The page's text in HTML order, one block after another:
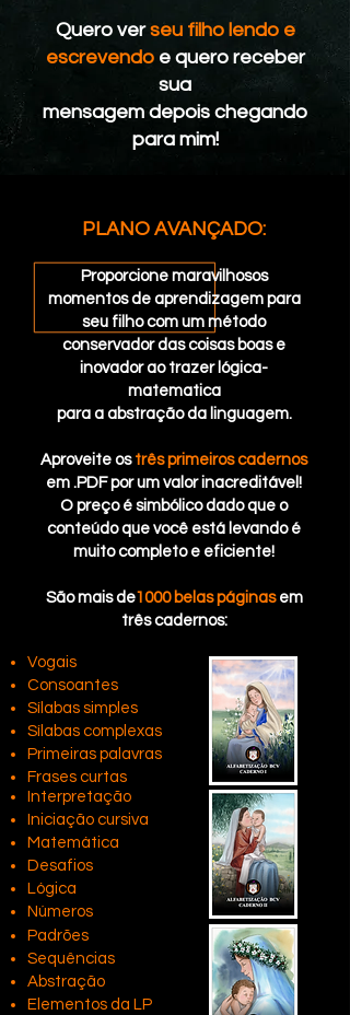
Quero verseu filho lendo e
escrevendoe quero receber
sua
mensagem depois chegando
para mim!
Interpretação
Iniciação cursiva
Matemática
Desafios
Lógica
Números
Vogais
Consoantes
Sílabas simples
Sílabas complexas
Primeiras palavras
Frases curtas
Padrões
Sequências
Abstração
Elementos da LP
PLANO AVANÇADO:
Proporcione maravilhosos
momentos de aprendizagem para
seu filho com um método
conservador das coisas boas e
inovador ao trazer lógica-
matematica
para a abstração da linguagem.
Aproveite os três primeiros cadernos
em .PDF por um valor inacreditável!
O preço é simbólico dado que o
conteúdo que você está levando é
muito completo e eficiente!
São mais de1000 belas páginas em
três cadernos: